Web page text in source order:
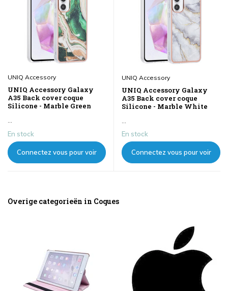
UNIQ Accessory
UNIQ Accessory Galaxy
A35 Back cover coque
Silicone - Marble Green
...
En stock
Connectez vous pour voir
UNIQ Accessory
UNIQ Accessory Galaxy
A35 Back cover coque
Silicone - Marble White
...
En stock
Connectez vous pour voir
Overige categorieën in Coques